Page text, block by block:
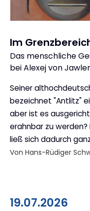
Im
:
Das menschliche
bei Alexej von
Seiner
bezeichnet "Antlitz"
aber ist es
erahnbar zu werden?
ließ sich dadurch
Von Hans-Rüdiger
19.07.2026